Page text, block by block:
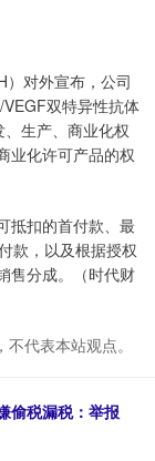
对外宣布，公司
双特异性抗体
生产、商业化权
业化许可产品的权
抵扣的首付款、最
款，以及根据授权
售分成。（时代财
代表本站观点。
偷税漏税：举报